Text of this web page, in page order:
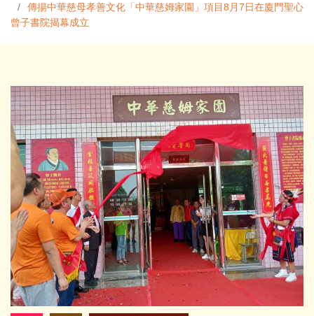
傳揚中華慈母孝善文化「中華慈姆家園」項目8月7日在廈門聖心
曾子書院揭幕成立